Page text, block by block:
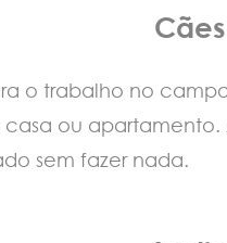
o trabalho no
ou apartamento.
sem fazer nada.